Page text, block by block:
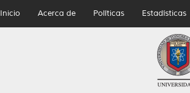
Inicio Acerca de Políticas Estadísticas